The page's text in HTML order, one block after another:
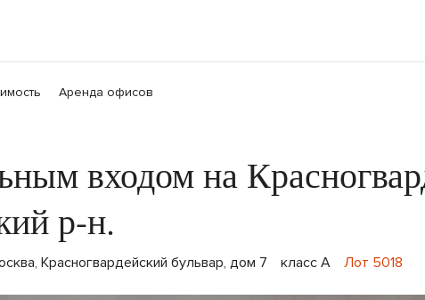
Аренда офисов
входом на
р-н.
Красногвардейский бульвар, дом 7 класс A Лот 5018